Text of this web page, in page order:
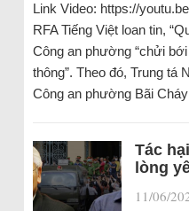
Link Video: https://
RFA Tiếng Việt loan tin,
Công an phường “chửi
thông”. Theo đó, Trung tá
Công an phường Bãi
Tác
lòng
11/06/